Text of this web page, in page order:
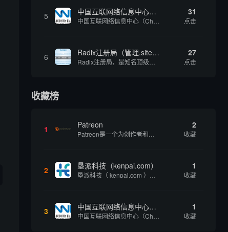
5 中国互联网络信息中心（CNNIC） 31
点击
6 Radix注册局（管理.site、.online等顶级域名） 27
点击
收藏榜
1 Patreon 2
收藏
2 垦派科技（kenpai.com） 1
收藏
3 中国互联网络信息中心（CNNIC） 1
收藏